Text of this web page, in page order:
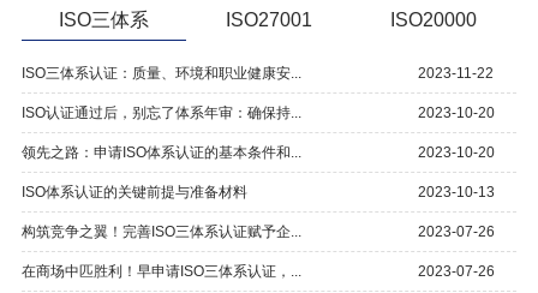
ISO三体系 ISO27001 ISO20000
ISO三体系认证：质量、环境和职业健康安... 2023-11-22
ISO认证通过后，别忘了体系年审：确保持... 2023-10-20
领先之路：申请ISO体系认证的基本条件和... 2023-10-20
ISO体系认证的关键前提与准备材料 2023-10-13
构筑竞争之翼！完善ISO三体系认证赋予企... 2023-07-26
在商场中匹胜利！早申请ISO三体系认证，... 2023-07-26